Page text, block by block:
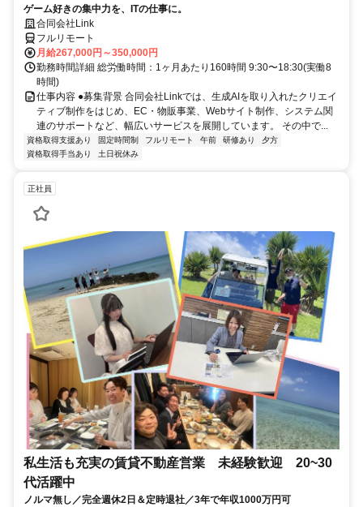
ゲーム好きの集中力を、ITの仕事に。
合同会社Link
フルリモート
月給267,000円～350,000円
勤務時間詳細 総労働時間：1ヶ月あたり160時間 9:30〜18:30(実働8
時間)
仕事内容 ●募集背景 合同会社Linkでは、生成AIを取り入れたクリエイ
ティブ制作をはじめ、EC・物販事業、Webサイト制作、システム関
連のサポートなど、幅広いサービスを展開しています。 その中で...
資格取得支援あり 固定時間制 フルリモート 午前 研修あり
夕方
資格取得手当あり
土日祝休み
正社員
私生活も充実の賃貸不動産営業 未経験歓迎 20~30
代活躍中
ノルマ無し／完全週休2日＆定時退社／3年で年収1000万円可